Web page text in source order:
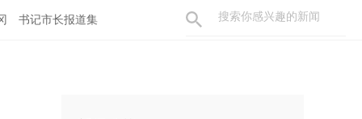
书记市长报道集